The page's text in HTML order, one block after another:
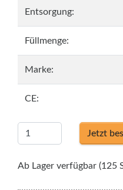
Entsorgung:
Füllmenge:
Marke:
CE:
Jetzt
Ab Lager verfügbar (125